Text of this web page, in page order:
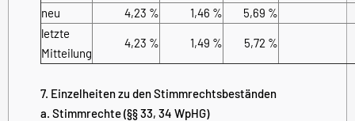
neu 4,23 % 1,46 %
5,69 %
letzte
Mitteilung
4,23 % 1,49 % 5,72 %
7. Einzelheiten zu den Stimmrechtsbeständen
a. Stimmrechte (§§ 33, 34 WpHG)